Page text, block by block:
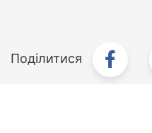
Поділитися